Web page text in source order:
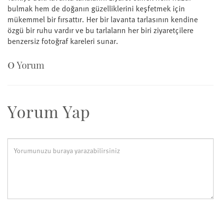
bulmak hem de doğanın güzelliklerini keşfetmek için
mükemmel bir fırsattır. Her bir lavanta tarlasının kendine
özgü bir ruhu vardır ve bu tarlaların her biri ziyaretçilere
benzersiz fotoğraf kareleri sunar.
0Yorum
Yorum Yap